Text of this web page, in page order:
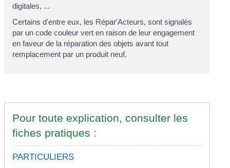
digitales, ...
Certains d'entre eux, les Répar'Acteurs, sont signalés
par un code couleur vert en raison de leur engagement
en faveur de la réparation des objets avant tout
remplacement par un produit neuf.
Pour toute explication, consulter les
fiches pratiques :
PARTICULIERS